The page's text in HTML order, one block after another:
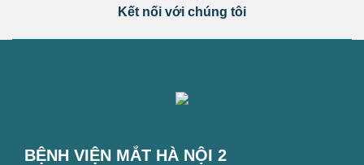
Kết nối với chúng tôi
BỆNH VIỆN MẮT HÀ NỘI 2